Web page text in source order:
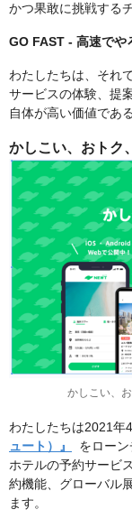
かつ果敢に挑戦する
GO FAST - 高速でや
わたしたちは、それ
サービスの体験、提
自体が高い価値であ
かしこい、おトク
かしこい、
わたしたちは2021年
ュート）』
をローン
ホテルの予約サービ
約機能、グローバル
ます。